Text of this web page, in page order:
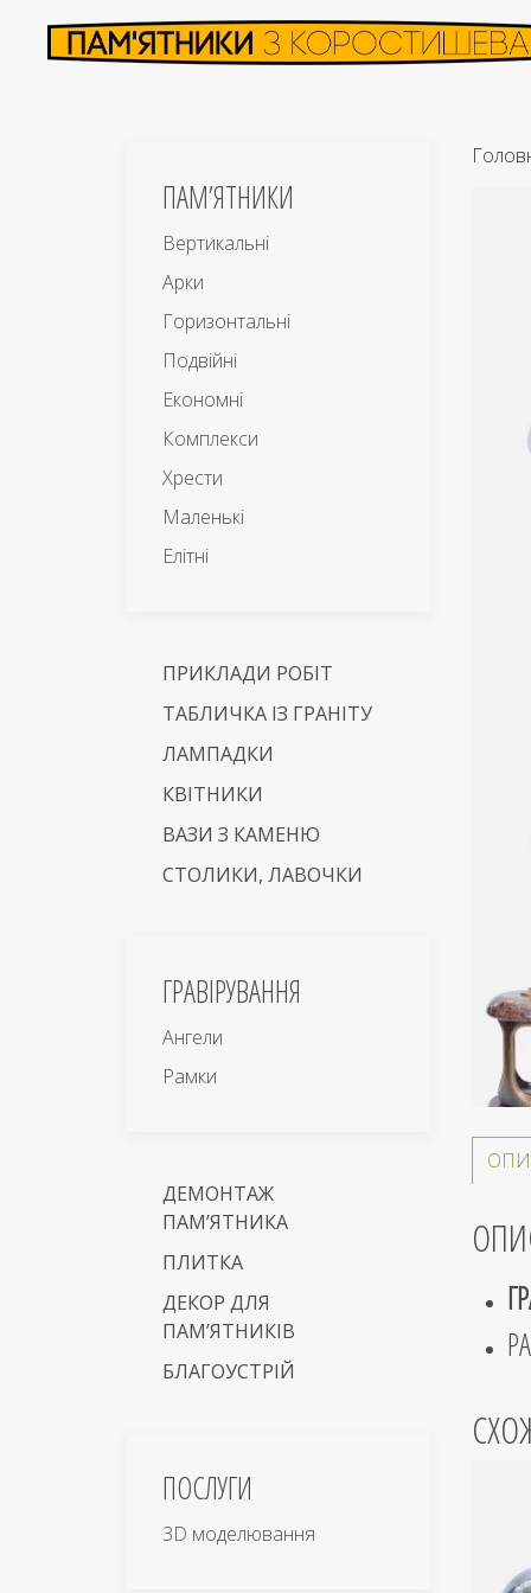
ПАМ’ЯТНИКИ
Вертикальні
Арки
Горизонтальні
Подвійні
Економні
Комплекси
Хрести
Маленькі
Елітні
ПРИКЛАДИ РОБІТ
ТАБЛИЧКА ІЗ ГРАНІТУ
ЛАМПАДКИ
КВІТНИКИ
ВАЗИ З КАМЕНЮ
СТОЛИКИ, ЛАВОЧКИ
ГРАВІРУВАННЯ
Ангели
Рамки
ДЕМОНТАЖ
ПАМ’ЯТНИКА
ПЛИТКА
ДЕКОР ДЛЯ
ПАМ’ЯТНИКІВ
БЛАГОУСТРІЙ
ПОСЛУГИ
3D моделювання